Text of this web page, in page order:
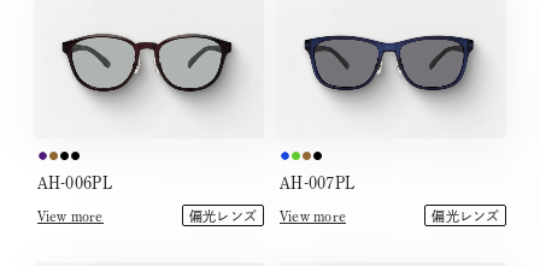
AH-006PL
View more 偏光レンズ
AH-007PL
View more 偏光レンズ